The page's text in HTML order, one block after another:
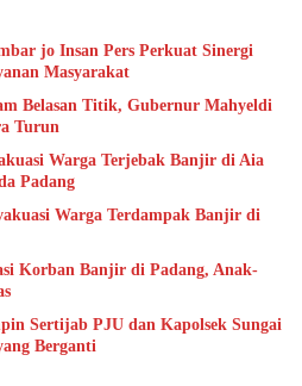
jo Insan Pers Perkuat Sinergi
Masyarakat
Belasan Titik, Gubernur Mahyeldi
Turun
Warga Terjebak Banjir di Aia
Padang
Warga Terdampak Banjir di
Korban Banjir di Padang, Anak-
Sertijab PJU dan Kapolsek Sungai
Berganti